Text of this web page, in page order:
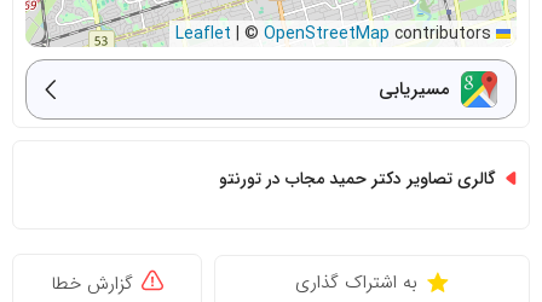
| © OpenStreetMap contributors
مسیریابی
گالری تصاویر دکتر حمید مجاب در تورنتو
به اشتراک گذاری گزارش خطا